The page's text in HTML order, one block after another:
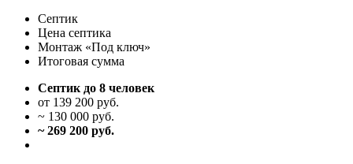
Септик
Цена септика
Монтаж «Под ключ»
Итоговая сумма
Септик до 8 человек
от 139 200 руб.
~ 130 000 руб.
~ 269 200 руб.